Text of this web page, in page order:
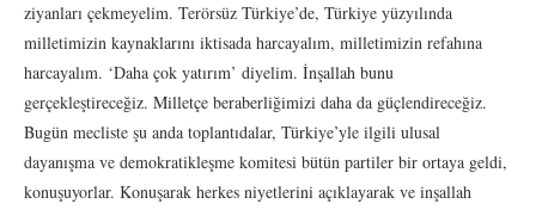
ziyanları çekmeyelim. Terörsüz Türkiye’de, Türkiye yüzyılında
milletimizin kaynaklarını iktisada harcayalım, milletimizin refahına
harcayalım. ‘Daha çok yatırım’ diyelim. İnşallah bunu
gerçekleştireceğiz. Milletçe beraberliğimizi daha da güçlendireceğiz.
Bugün mecliste şu anda toplantıdalar, Türkiye’yle ilgili ulusal
dayanışma ve demokratikleşme komitesi bütün partiler bir ortaya geldi,
konuşuyorlar. Konuşarak herkes niyetlerini açıklayarak ve inşallah